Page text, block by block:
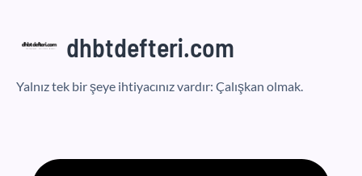
dhbtdefteri.com
Yalnız tek bir şeye ihtiyacınız vardır: Çalışkan olmak.